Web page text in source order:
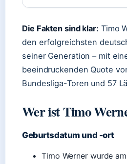
Die Fakten sind klar: Timo
den erfolgreichsten
seiner Generation – mit
beeindruckenden Quote
Bundesliga-Toren und 57
Wer ist Timo
Geburtsdatum und -ort
Timo Werner wurde